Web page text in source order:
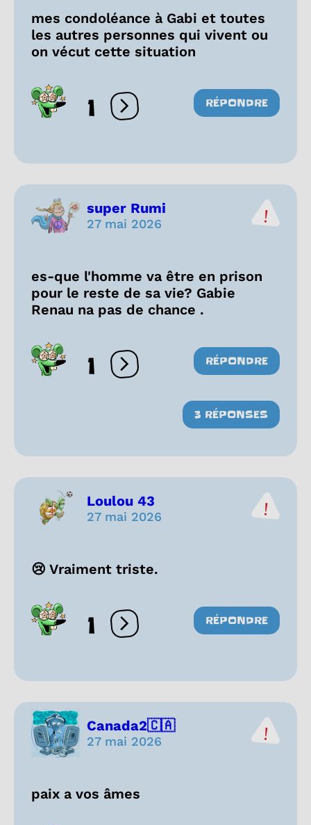
mes condoléance à Gabi et toutes
les autres personnes qui vivent ou
on vécut cette situation
1 Ouvrir les réactions
RÉPONDRE
super Rumi
27 mai 2026
es-que l'homme va être en prison
pour le reste de sa vie? Gabie
Renau na pas de chance .
1 Ouvrir les réactions
RÉPONDRE
3 RÉPONSES
Loulou 43
27 mai 2026
😢 Vraiment triste.
1 Ouvrir les réactions
RÉPONDRE
Canada2🇨🇦
27 mai 2026
paix a vos âmes